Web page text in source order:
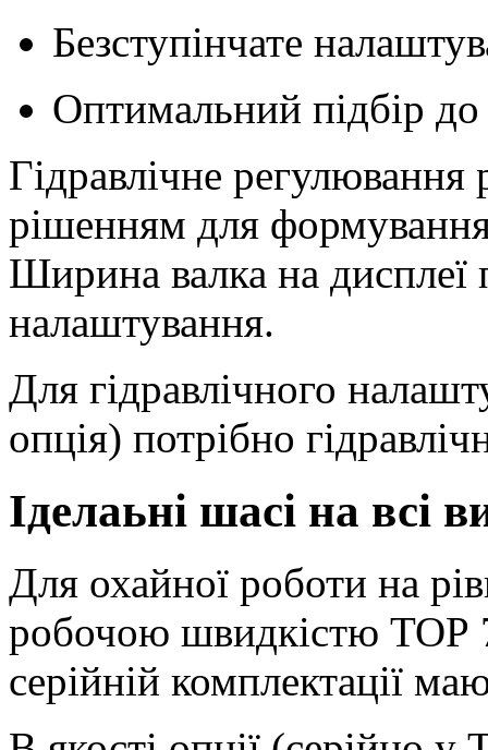
Безступінчате
Оптимальний підбір
Гідравлічне
рішенням для
Ширина валка на
налаштування.
Для гідравлічного
опція) потрібно
Іделаьні шасі на всі
Для охайної роботи на
робочою швидкістю ТОР
серійній комплектації